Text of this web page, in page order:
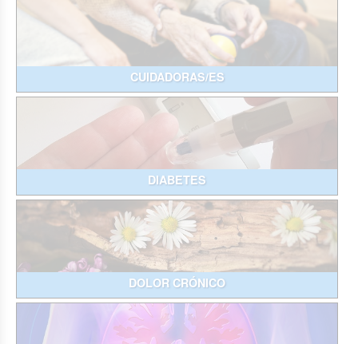
CUIDADORAS/ES
DIABETES
DOLOR CRÓNICO